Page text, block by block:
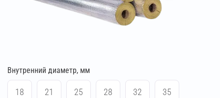
Внутренний диаметр, мм
18 21 25 28 32 35